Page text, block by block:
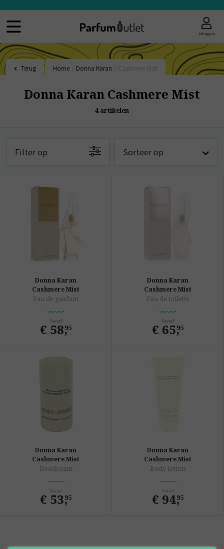
Inloggen
Terug Home Donna Karan
Donna Karan Cashmere Mist
4 artikelen
Filter op Sorteer op
Donna Karan
Cashmere Mist
Eau de parfum
Vanaf
€ 58,
95
Donna Karan
Cashmere Mist
Eau de toilette
Vanaf
€ 65,
95
Donna Karan
Cashmere Mist
Deodorant
Vanaf
€ 53,
95
Donna Karan
Cashmere Mist
Body lotion
Vanaf
€ 94,
95